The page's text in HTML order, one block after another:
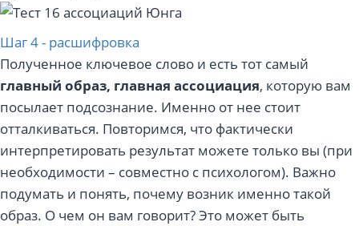
Шаг 4 - расшифровка
Полученное ключевое слово и есть тот самый
главный образ, главная ассоциация, которую вам
посылает подсознание. Именно от нее стоит
отталкиваться. Повторимся, что фактически
интерпретировать результат можете только вы (при
необходимости – совместно с психологом). Важно
подумать и понять, почему возник именно такой
образ. О чем он вам говорит? Это может быть